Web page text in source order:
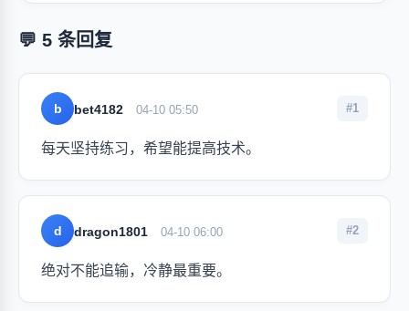
💬 5 条回复
b bet4182 04-10 05:50 #1
每天坚持练习，希望能提高技术。
d dragon1801 04-10 06:00 #2
绝对不能追输，冷静最重要。